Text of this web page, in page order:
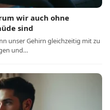
wir auch ohne
sind
unser Gehirn gleichzeitig mit zu
und…